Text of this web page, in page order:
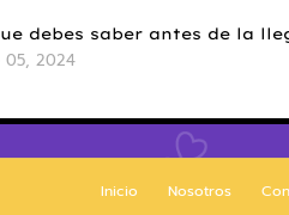
debes saber antes de la
05, 2024
Inicio Nosotros